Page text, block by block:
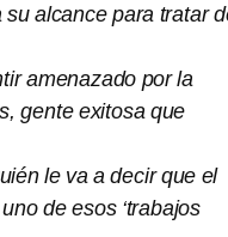
su alcance para tratar
amenazado por la
gente exitosa que
le va a decir que el
de esos ‘trabajos